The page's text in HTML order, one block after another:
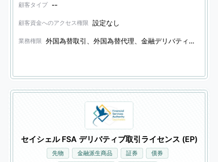
顧客タイプ --
顧客資金へのアクセス権限 設定なし
業務権限 外国為替取引、外国為替代理、金融デリバティブ取引、金融デリバティブ代理、証券取引、証券代理、債券取引、債券代理、その他の金融商品取引、その他の金融商品代理
セイシェル FSA デリバティブ取引ライセンス (EP)
先物 金融派生商品 証券
債券